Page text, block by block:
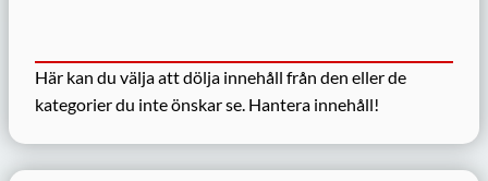
Här kan du välja att dölja innehåll från den eller de
kategorier du inte önskar se. Hantera innehåll!